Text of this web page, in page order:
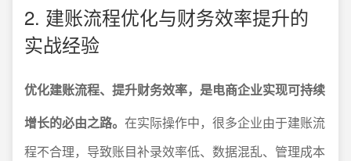
2. 建账流程优化与财务效率提升的
实战经验
优化建账流程、提升财务效率，是电商企业实现可持续
增长的必由之路。 在实际操作中，很多企业由于建账流
程不合理，导致账目补录效率低、数据混乱、管理成本